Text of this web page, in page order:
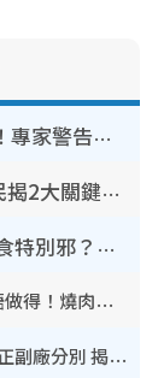
行李清潔｜車轆污糟過馬桶58倍！專家警告忌用酒精抹 教1招免污手除菌
裝修拆鐵閘隨時變賊人目標？網民揭2大關鍵用途：裝新式等於白裝？附新舊鐵閘分別
鬼門開2026｜農曆七月撞正日全食特別邪？專家警告切忌做一事！揭4大禁忌+2招保平安
鬼門開2026｜8.13鬼節禁忌 22件事唔做得！燒肉、刺身要少食？半夜勿吹口哨/打呢個電話
網傳公院改用內地/副廠藥？醫生拆解正副廠分別 揭4類人換藥隨時出事